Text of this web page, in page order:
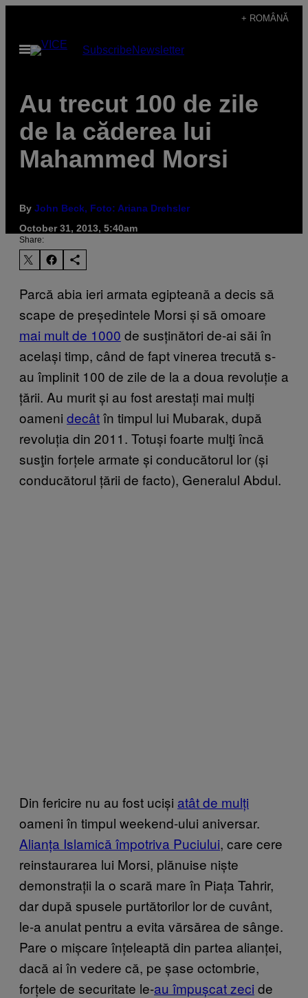
content
+ ROMÂNĂ
Open
Menu
SubscribeNewsletter
Au trecut 100 de zile
de la căderea lui
Mahammed Morsi
By John Beck, Foto: Ariana Drehsler
October 31, 2013, 5:40am
Share:
Parcă abia ieri armata egipteană a decis să
scape de președintele Morsi și să omoare
mai mult de 1000 de susținători de-ai săi în
același timp, când de fapt vinerea trecută s-
au împlinit 100 de zile de la a doua revoluție a
țării. Au murit și au fost arestați mai mulți
oameni decâtîn timpul lui Mubarak, după
revoluția din 2011. Totuși foarte mulţi încă
susţin forțele armate și conducătorul lor (și
conducătorul țării de facto), Generalul Abdul.
Din fericire nu au fost uciși atât de mulți
oameni în timpul weekend-ului aniversar.
Alianța Islamică împotriva Puciului, care cere
reinstaurarea lui Morsi, plănuise niște
demonstrații la o scară mare în Piața Tahrir,
dar după spusele purtătorilor lor de cuvânt,
le-a anulat pentru a evita vărsărea de sânge.
Pare o mișcare înțeleaptă din partea alianței,
dacă ai în vedere că, pe șase octombrie,
forțele de securitate le-au împușcat zeci de